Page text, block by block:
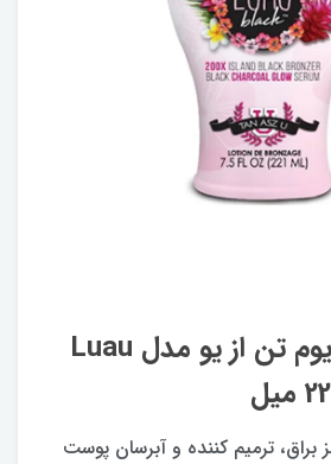
لوسیون سولاریوم تن از یو مدل Luau
براق، ترمیم کننده و آبرسان پوست